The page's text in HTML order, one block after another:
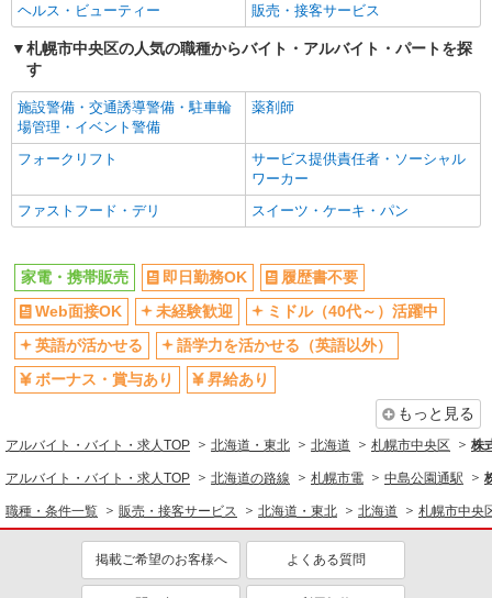
ヘルス・ビューティー
販売・接客サービス
札幌市中央区の人気の職種からバイト・アルバイト・パートを探
す
施設警備・交通誘導警備・駐車輪
場管理・イベント警備
薬剤師
フォークリフト
サービス提供責任者・ソーシャル
ワーカー
ファストフード・デリ
スイーツ・ケーキ・パン
家電・携帯販売 即日勤務OK
履歴書不要
Web面接OK
未経験歓迎
ミドル（40代～）活躍中
英語が活かせる
語学力を活かせる（英語以外）
ボーナス・賞与あり
昇給あり
もっと見る
アルバイト・バイト・求人TOP 北海道・東北 北海道 札幌市中央区 株
アルバイト・バイト・求人TOP 北海道の路線 札幌市電 中島公園通駅
職種・条件一覧 販売・接客サービス 北海道・東北 北海道 札幌市中央
掲載ご希望のお客様へ よくある質問